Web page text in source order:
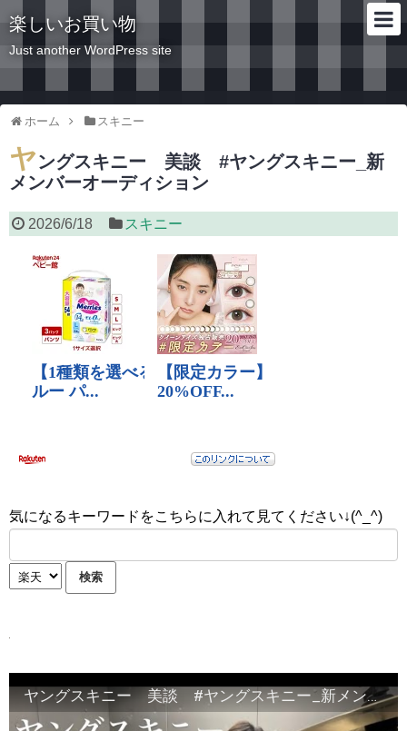
楽しいお買い物
Just another WordPress site
ホーム スキニー
ヤングスキニー 美談 #ヤングスキニー_新
メンバーオーディション
2026/6/18 スキニー
気になるキーワードをこちらに入れて見てください↓(^_^)
ヤングスキニー 美談 #ヤングスキニー_新メンバーオーディション